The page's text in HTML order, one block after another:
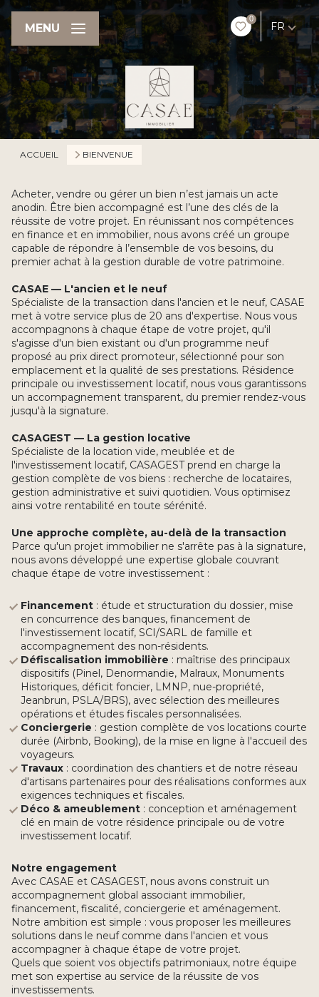
0
FR
MENU
ACCUEIL BIENVENUE
Acheter, vendre ou gérer un bien n’est jamais un acte
anodin. Être bien accompagné est l’une des clés de la
réussite de votre projet. En réunissant nos compétences
en finance et en immobilier, nous avons créé un groupe
capable de répondre à l’ensemble de vos besoins, du
premier achat à la gestion durable de votre patrimoine.
CASAE — L'ancien et le neuf
Spécialiste de la transaction dans l'ancien et le neuf, CASAE
met à votre service plus de 20 ans d'expertise. Nous vous
accompagnons à chaque étape de votre projet, qu'il
s'agisse d'un bien existant ou d'un programme neuf
proposé au prix direct promoteur, sélectionné pour son
emplacement et la qualité de ses prestations. Résidence
principale ou investissement locatif, nous vous garantissons
un accompagnement transparent, du premier rendez-vous
jusqu'à la signature.
CASAGEST — La gestion locative
Spécialiste de la location vide, meublée et de
l'investissement locatif, CASAGEST prend en charge la
gestion complète de vos biens : recherche de locataires,
gestion administrative et suivi quotidien. Vous optimisez
ainsi votre rentabilité en toute sérénité.
Une approche complète, au-delà de la transaction
Parce qu'un projet immobilier ne s'arrête pas à la signature,
nous avons développé une expertise globale couvrant
chaque étape de votre investissement :
Financement: étude et structuration du dossier, mise
en concurrence des banques, financement de
l'investissement locatif, SCI/SARL de famille et
accompagnement des non-résidents.
Défiscalisation immobilière : maîtrise des principaux
dispositifs (Pinel, Denormandie, Malraux, Monuments
Historiques, déficit foncier, LMNP, nue-propriété,
Jeanbrun, PSLA/BRS), avec sélection des meilleures
opérations et études fiscales personnalisées.
Conciergerie : gestion complète de vos locations courte
durée (Airbnb, Booking), de la mise en ligne à l'accueil des
voyageurs.
Travaux: coordination des chantiers et de notre réseau
d'artisans partenaires pour des réalisations conformes aux
exigences techniques et fiscales.
Déco & ameublement: conception et aménagement
clé en main de votre résidence principale ou de votre
investissement locatif.
Notre engagement
Avec CASAE et CASAGEST, nous avons construit un
accompagnement global associant immobilier,
financement, fiscalité, conciergerie et aménagement.
Notre ambition est simple : vous proposer les meilleures
solutions dans le neuf comme dans l'ancien et vous
accompagner à chaque étape de votre projet.
Quels que soient vos objectifs patrimoniaux, notre équipe
met son expertise au service de la réussite de vos
investissements.